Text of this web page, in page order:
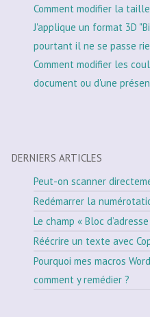
Comment modifier la
J'applique un format 3D
pourtant il ne se passe
Comment modifier les
document ou d'une
DERNIERS ARTICLES
Peut-on scanner
Redémarrer la
Le champ « Bloc
Réécrire un texte avec
Pourquoi mes macros
comment y remédier ?